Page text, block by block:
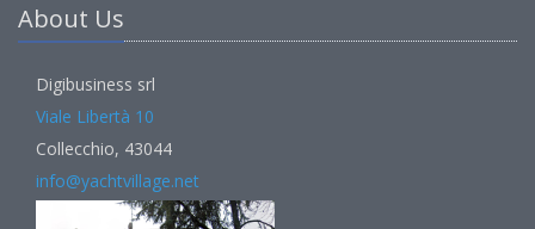
About Us
Digibusiness srl
Viale Libertà 10
Collecchio, 43044
info@yachtvillage.net